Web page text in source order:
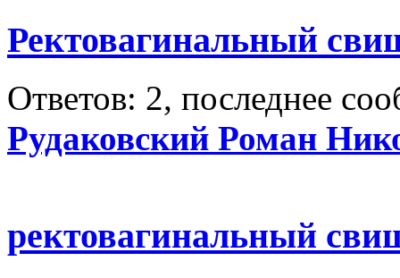
Ректовагинальный
Ответов: 2, последнее
Рудаковский Роман
ректовагинальный